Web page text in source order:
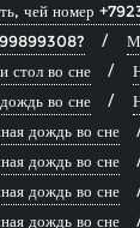
чей номер
стол во сне
во сне
дождь во сне
дождь во сне
дождь во сне
дождь во сне